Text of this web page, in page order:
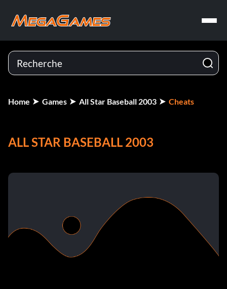
Home Games All Star Baseball 2003 Cheats
ALL STAR BASEBALL 2003